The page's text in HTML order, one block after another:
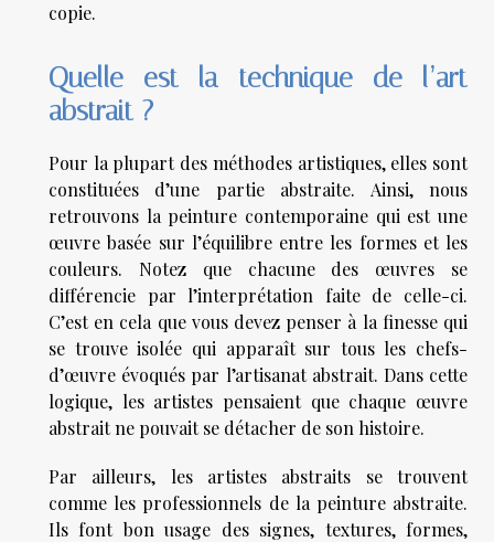
copie.
Quelle est la technique de l’art
abstrait ?
Pour la plupart des méthodes artistiques, elles sont
constituées d’une partie abstraite. Ainsi, nous
retrouvons la peinture contemporaine qui est une
œuvre basée sur l’équilibre entre les formes et les
couleurs. Notez que chacune des œuvres se
différencie par l’interprétation faite de celle-ci.
C’est en cela que vous devez penser à la finesse qui
se trouve isolée qui apparaît sur tous les chefs-
d’œuvre évoqués par l’artisanat abstrait. Dans cette
logique, les artistes pensaient que chaque œuvre
abstrait ne pouvait se détacher de son histoire.
Par ailleurs, les artistes abstraits se trouvent
comme les professionnels de la peinture abstraite.
Ils font bon usage des signes, textures, formes,